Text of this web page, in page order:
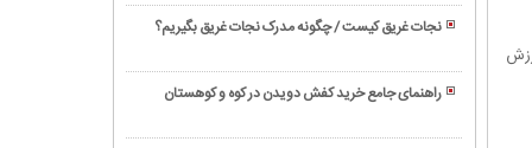
نجات غریق کیست / چگونه مدرک نجات غریق بگیریم؟
راهنمای جامع خرید کفش دویدن در کوه و کوهستان